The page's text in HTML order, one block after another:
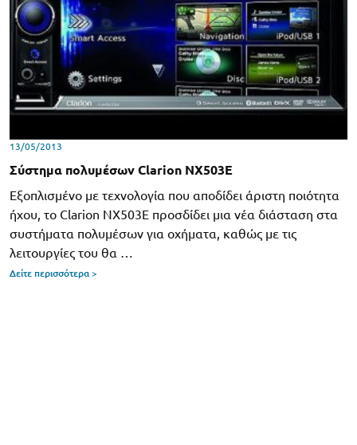
13/05/2013
Σύστημα πολυμέσων Clarion NX503E
Εξοπλισμένο με τεχνολογία που αποδίδει άριστη ποιότητα
ήχου, το Clarion NX503E προσδίδει μια νέα διάσταση στα
συστήματα πολυμέσων για οχήματα, καθώς με τις
λειτουργίες του θα …
Δείτε περισσότερα >